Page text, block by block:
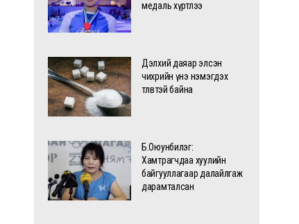
медаль хүртлээ
Дэлхий даяар элсэн
чихрийн үнэ нэмэгдэх
төлөвтэй байна
Б.Оюунбилэг:
Хамтрагчдаа хуулийн
байгууллагаар далайлгаж
дарамталсан